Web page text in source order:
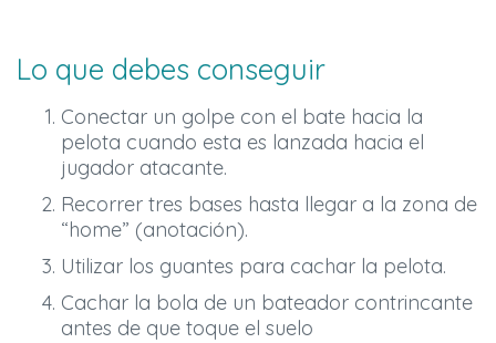
Lo que debes conseguir
Conectar un golpe con el bate hacia la
pelota cuando esta es lanzada hacia el
jugador atacante.
Recorrer tres bases hasta llegar a la zona de
“home” (anotación).
Utilizar los guantes para cachar la pelota.
Cachar la bola de un bateador contrincante
antes de que toque el suelo